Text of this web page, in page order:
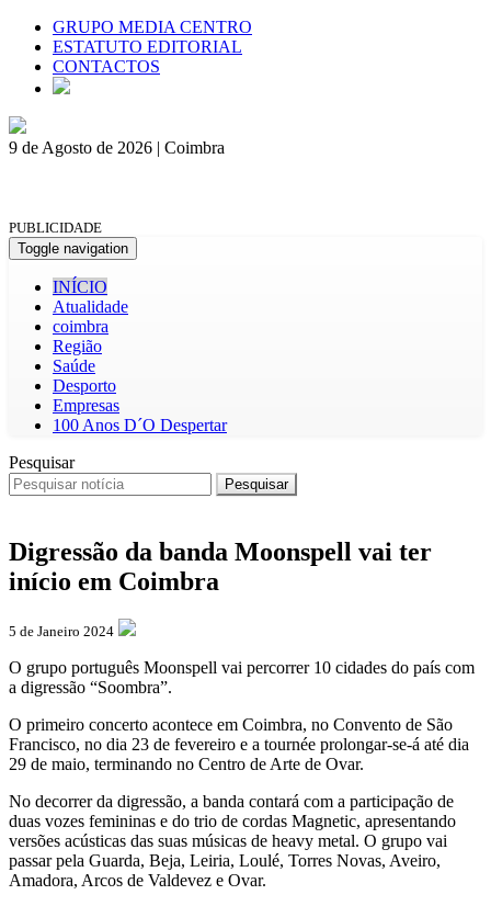
GRUPO MEDIA CENTRO
ESTATUTO EDITORIAL
CONTACTOS
9 de Agosto de 2026 | Coimbra
PUBLICIDADE
Toggle navigation
INÍCIO
Atualidade
coimbra
Região
Saúde
Desporto
Empresas
100 Anos D´O Despertar
Pesquisar
Pesquisar
Digressão da banda Moonspell vai ter
início em Coimbra
5 de Janeiro 2024
O grupo português Moonspell vai percorrer 10 cidades do país com
a digressão “Soombra”.
O primeiro concerto acontece em Coimbra, no Convento de São
Francisco, no dia 23 de fevereiro e a tournée prolongar-se-á até dia
29 de maio, terminando no Centro de Arte de Ovar.
No decorrer da digressão, a banda contará com a participação de
duas vozes femininas e do trio de cordas Magnetic, apresentando
versões acústicas das suas músicas de heavy metal. O grupo vai
passar pela Guarda, Beja, Leiria, Loulé, Torres Novas, Aveiro,
Amadora, Arcos de Valdevez e Ovar.